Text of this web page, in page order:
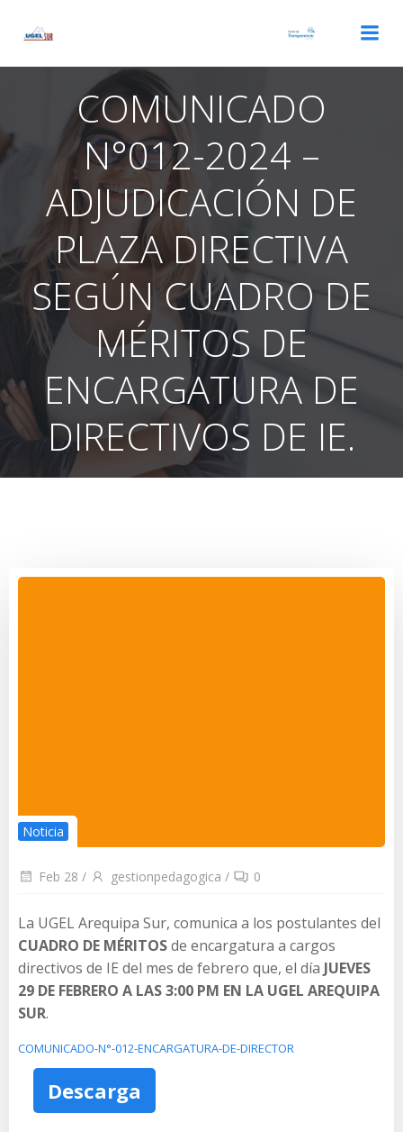
COMUNICADO
N°012-2024 –
ADJUDICACIÓN DE
PLAZA DIRECTIVA
SEGÚN CUADRO DE
MÉRITOS DE
ENCARGATURA DE
DIRECTIVOS DE IE.
Noticia
Feb 28 / gestionpedagogica / 0
La UGEL Arequipa Sur, comunica a los postulantes del
CUADRO DE MÉRITOSde encargatura a cargos
directivos de IE del mes de febrero que, el día JUEVES
29 DE FEBRERO A LAS 3:00 PM EN LA UGEL AREQUIPA
SUR.
COMUNICADO-N°-012-ENCARGATURA-DE-DIRECTOR
Descarga